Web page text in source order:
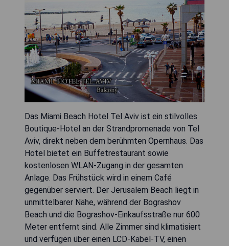
Das Miami Beach Hotel Tel Aviv ist ein stilvolles
Boutique-Hotel an der Strandpromenade von Tel
Aviv, direkt neben dem berühmten Opernhaus. Das
Hotel bietet ein Buffetrestaurant sowie
kostenlosen WLAN-Zugang in der gesamten
Anlage. Das Frühstück wird in einem Café
gegenüber serviert. Der Jerusalem Beach liegt in
unmittelbarer Nähe, während der Bograshov
Beach und die Bograshov-Einkaufsstraße nur 600
Meter entfernt sind. Alle Zimmer sind klimatisiert
und verfügen über einen LCD-Kabel-TV, einen